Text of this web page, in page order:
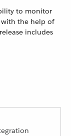
to monitor
with the help of
includes